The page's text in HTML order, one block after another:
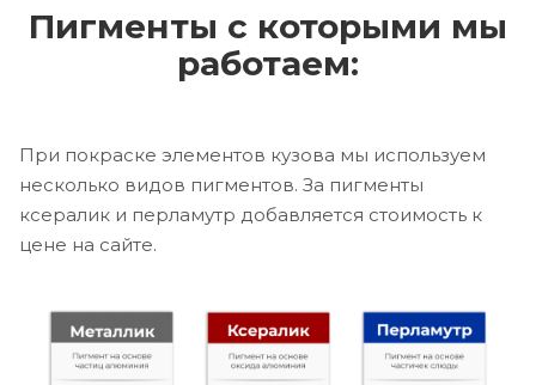
Пигменты с которыми мы
работаем:
При покраске элементов кузова мы используем
несколько видов пигментов. За пигменты
ксералик и перламутр добавляется стоимость к
цене на сайте.